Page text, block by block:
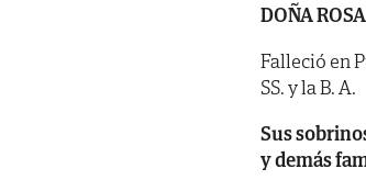
DOÑA
Falleció en
SS. y la B. A.
Sus
y demás